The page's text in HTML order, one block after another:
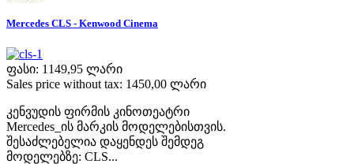
Mercedes CLS - Kenwood Cinema
ფასი: 1149,95 ლარი
Sales price without tax: 1450,00 ლარი
კენვუდის ფირმის კინოთეატრი
Mercedes_ის მარკის მოდელებისთვის.
შესაძლებელია დაყენდეს შემდეგ
მოდელებზე: CLS...